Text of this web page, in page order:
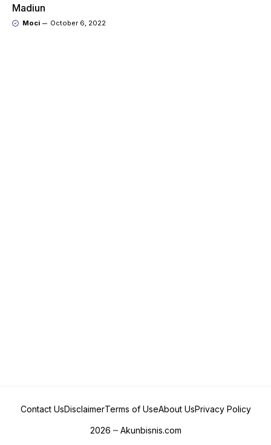
Madiun
Moci October 6, 2022
Contact UsDisclaimerTerms of UseAbout UsPrivacy Policy
2026 Akunbisnis.com